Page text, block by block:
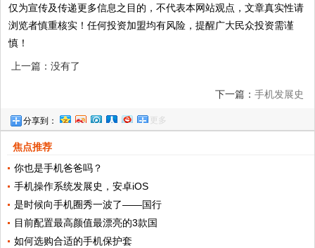
仅为宣传及传递更多信息之目的，不代表本网站观点，文章真实性请
浏览者慎重核实！任何投资加盟均有风险，提醒广大民众投资需谨
慎！
上一篇：没有了
下一篇： 手机发展史
分享到： 更多
焦点推荐
你也是手机爸爸吗？
手机操作系统发展史，安卓iOS
是时候向手机圈秀一波了——国行
目前配置最高颜值最漂亮的3款国
如何选购合适的手机保护套